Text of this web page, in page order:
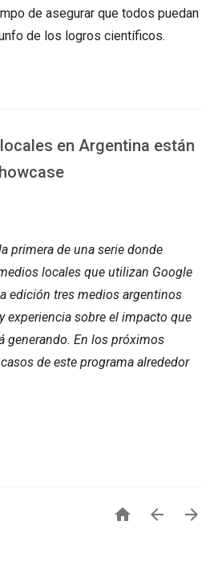
de asegurar que todos puedan
de los logros científicos.
en Argentina están
primera de una serie donde
locales que utilizan Google
edición tres medios argentinos
experiencia sobre el impacto que
generando. En los próximos
de este programa alrededor
  